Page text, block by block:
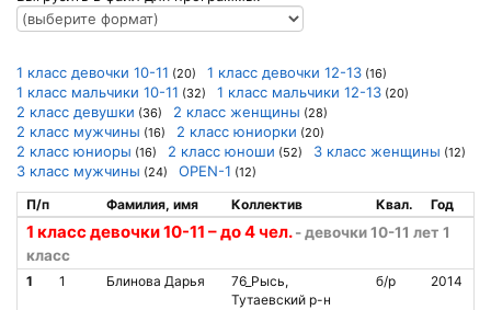
1 класс девочки 10-11 (20) 1 класс девочки 12-13 (16)
1 класс мальчики 10-11 (32) 1 класс мальчики 12-13 (20)
2 класс девушки (36) 2 класс женщины (28)
2 класс мужчины (16) 2 класс юниорки (20)
2 класс юниоры (16) 2 класс юноши (52) 3 класс женщины (12)
3 класс мужчины (24) OPEN-1 (12)
1 класс девочки 10-11 – до 4 чел. - девочки 10-11 лет 1
класс
П/п Фамилия, имя Коллектив Квал. Год
1 1 Блинова Дарья
76_Рысь,
Тутаевский р-н
б/р 2014